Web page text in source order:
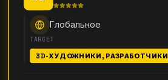
Глобальное
TARGET
3D-ХУДОЖНИКИ, РАЗРАБОТЧИКИ